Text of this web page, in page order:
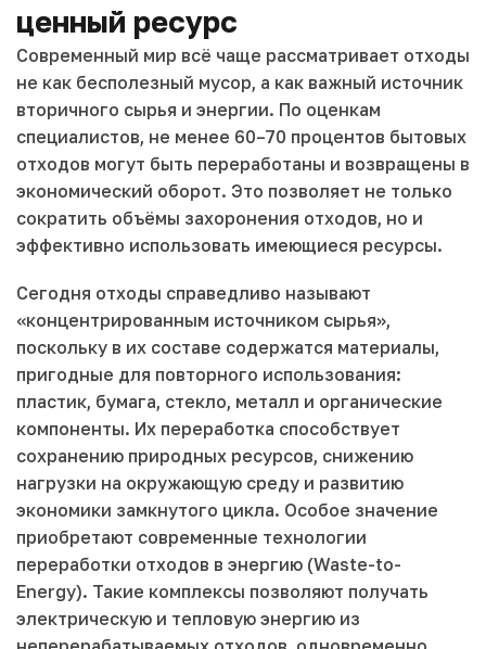
ценный ресурс
Современный мир всё чаще рассматривает отходы
не как бесполезный мусор, а как важный источник
вторичного сырья и энергии. По оценкам
специалистов, не менее 60–70 процентов бытовых
отходов могут быть переработаны и возвращены в
экономический оборот. Это позволяет не только
сократить объёмы захоронения отходов, но и
эффективно использовать имеющиеся ресурсы.
Сегодня отходы справедливо называют
«концентрированным источником сырья»,
поскольку в их составе содержатся материалы,
пригодные для повторного использования:
пластик, бумага, стекло, металл и органические
компоненты. Их переработка способствует
сохранению природных ресурсов, снижению
нагрузки на окружающую среду и развитию
экономики замкнутого цикла. Особое значение
приобретают современные технологии
переработки отходов в энергию (Waste-to-
Energy). Такие комплексы позволяют получать
электрическую и тепловую энергию из